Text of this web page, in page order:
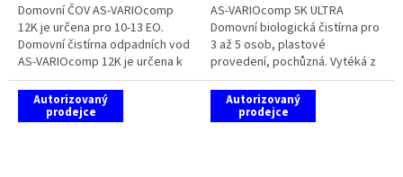
Domovní ČOV AS-VARIOcomp
12K je určena pro 10-13 EO.
Domovní čistírna odpadních vod
AS-VARIOcomp 12K je určena k
čištění komunálních
splaškových vod.
Technologické řešení této...
AS-VARIOcomp 5K ULTRA
Domovní biologická čistírna pro
3 až 5 osob, plastové
provedení, pochůzná. Vytéká z
ní nezávadná užitková voda.
Autorizovaný
prodejce
Autorizovaný
prodejce